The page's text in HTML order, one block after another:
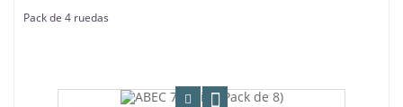
Pack de 4 ruedas